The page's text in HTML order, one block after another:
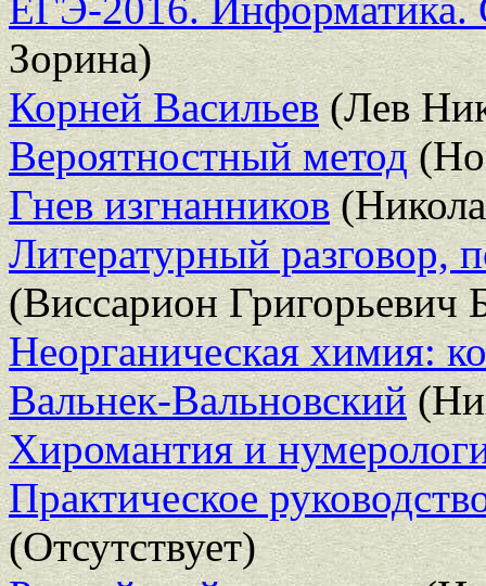
Зорина)
Корней Васильев(Лев
Вероятностный метод
Гнев изгнанников
Литературный разговор,
(Виссарион Григорьевич
Неорганическая химия:
Вальнек-Вальновский
Хиромантия и
Практическое
(Отсутствует)